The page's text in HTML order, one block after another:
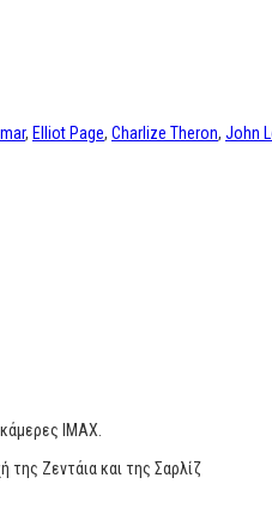
, Elliot Page, Charlize Theron, John
IMAX.
Ζεντάια και της Σαρλίζ